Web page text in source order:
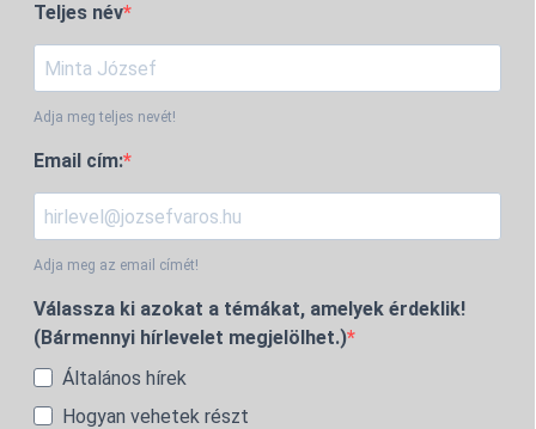
Teljes név
Adja meg teljes nevét!
Email cím:
Adja meg az email címét!
Válassza ki azokat a témákat, amelyek érdeklik!
(Bármennyi hírlevelet megjelölhet.)
Általános hírek
Hogyan vehetek részt